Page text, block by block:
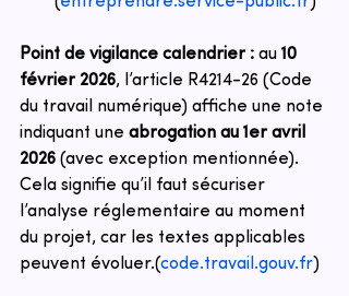
Point de vigilance calendrier : au 10
février 2026, l’article R4214-26 (Code
du travail numérique) affiche une note
indiquant une abrogation au 1er avril
2026 (avec exception mentionnée).
Cela signifie qu’il faut sécuriser
l’analyse réglementaire au moment
du projet, car les textes applicables
peuvent évoluer.(code.travail.gouv.fr)